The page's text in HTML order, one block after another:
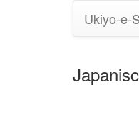
Ukiyo-e-